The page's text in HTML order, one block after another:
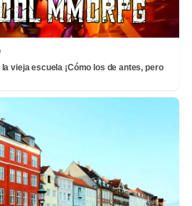
vieja escuela ¡Cómo los de antes, pero